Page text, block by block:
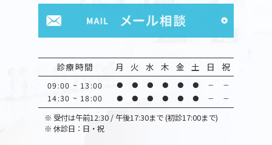
診療時間 月 火 水 木 金 土 日 祝
09:00 ~ 13:00 ● ● ● ● ● ● － －
14:30 ~ 18:00 ● ● ● ● ● ● － －
※ 受付は午前12:30 / 午後17:30まで (初診17:00まで)
※ 休診日：日・祝